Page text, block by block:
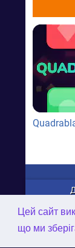
Цей сайт
що ми